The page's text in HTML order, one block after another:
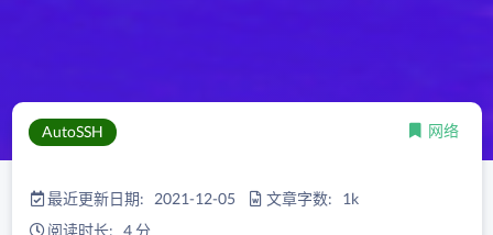
AutoSSH 网络
最近更新日期: 2021-12-05
文章字数: 1k
阅读时长: 4 分